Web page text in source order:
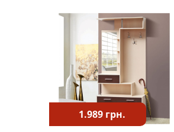
1.989 грн.